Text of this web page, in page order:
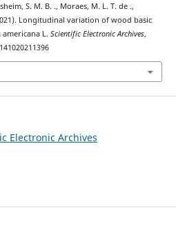
S. M. B. ., Moraes, M. L. T. de .,
Longitudinal variation of wood basic
L. Scientific Electronic Archives,
Electronic Archives